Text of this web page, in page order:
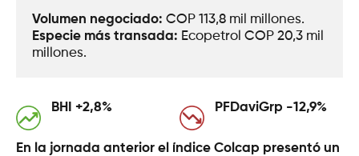
Volumen negociado: COP 113,8 mil millones.
Especie más transada: Ecopetrol COP 20,3 mil
millones.
BHI +2,8% PFDaviGrp -12,9%
En la jornada anterior el índice Colcap presentó un